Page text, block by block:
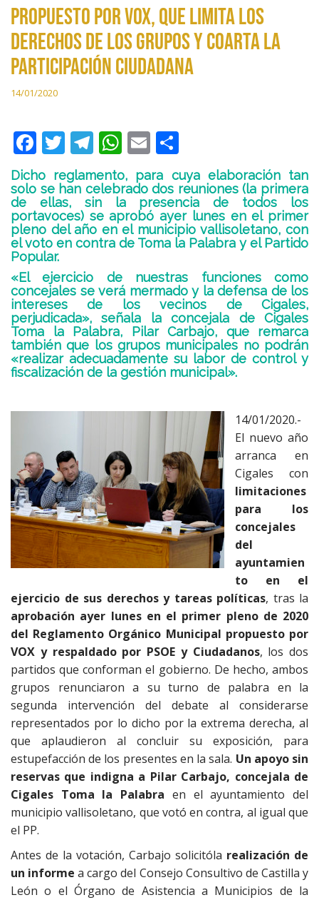
propuesto por VOX, que limita los
derechos de los grupos y coarta la
participación ciudadana
14/01/2020
F
ac
e
b
o
o
k
T
w
itt
er
T
el
e
gr
a
m
W
h
at
s
A
p
p
E
m
ai
l
o
m
p
ar
ti
r
Dicho reglamento, para cuya elaboración tan
solo se han celebrado dos reuniones (la primera
de ellas, sin la presencia de todos los
portavoces) se aprobó ayer lunes en el primer
pleno del año en el municipio vallisoletano, con
el voto en contra de Toma la Palabra y el Partido
Popular.
«El ejercicio de nuestras funciones como
concejales se verá mermado y la defensa de los
intereses de los vecinos de Cigales,
perjudicada», señala la concejala de Cigales
Toma la Palabra, Pilar Carbajo, que remarca
también que los grupos municipales no podrán
«realizar adecuadamente su labor de control y
fiscalización de la gestión municipal».
14/01/2020.-
El nuevo año
arranca en
Cigales con
limitaciones
para los
concejales
del
ayuntamien
to en el
ejercicio de sus derechos y tareas políticas, tras la
aprobación ayer lunes en el primer pleno de 2020
del Reglamento Orgánico Municipal propuesto por
VOX y respaldado por PSOE y Ciudadanos, los dos
partidos que conforman el gobierno. De hecho, ambos
grupos renunciaron a su turno de palabra en la
segunda intervención del debate al considerarse
representados por lo dicho por la extrema derecha, al
que aplaudieron al concluir su exposición, para
estupefacción de los presentes en la sala. Un apoyo sin
reservas que indigna a Pilar Carbajo, concejala de
Cigales Toma la Palabra en el ayuntamiento del
municipio vallisoletano, que votó en contra, al igual que
el PP.
Antes de la votación, Carbajo solicitóla realización de
un informea cargo del Consejo Consultivo de Castilla y
León o el Órgano de Asistencia a Municipios de la